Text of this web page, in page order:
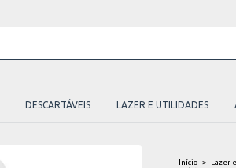
DESCARTÁVEIS LAZER E UTILIDADES
Início > Lazer